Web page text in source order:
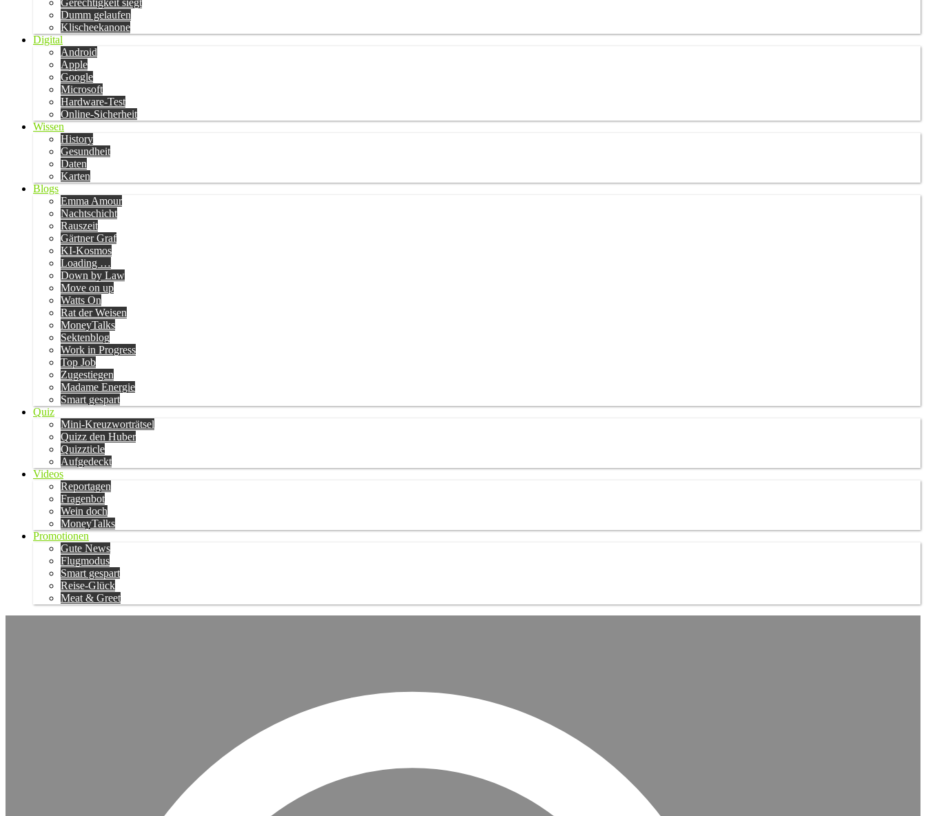
Gerechtigkeit siegt
Dumm gelaufen
Klischeekanone
Digital
Android
Apple
Google
Microsoft
Hardware-Test
Online-Sicherheit
Wissen
History
Gesundheit
Daten
Karten
Blogs
Emma Amour
Nachtschicht
Rauszeit
Gärtner Graf
KI-Kosmos
Loading …
Down by Law
Move on up
Watts On
Rat der Weisen
MoneyTalks
Sektenblog
Work in Progress
Top Job
Zugestiegen
Madame Energie
Smart gespart
Quiz
Mini-Kreuzworträtsel
Quizz den Huber
Quizzticle
Aufgedeckt
Videos
Reportagen
Fragenbot
Wein doch
MoneyTalks
Promotionen
Gute News
Flugmodus
Smart gespart
Reise-Glück
Meat & Greet